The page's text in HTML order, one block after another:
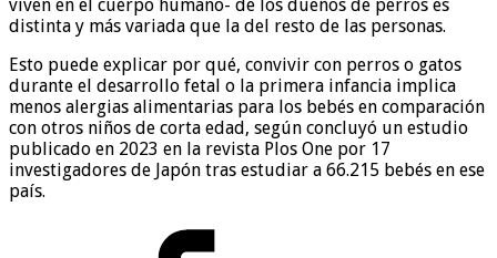
viven en el cuerpo humano- de los dueños de perros es
distinta y más variada que la del resto de las personas.
Esto puede explicar por qué, convivir con perros o gatos
durante el desarrollo fetal o la primera infancia implica
menos alergias alimentarias para los bebés en comparación
con otros niños de corta edad, según concluyó un estudio
publicado en 2023 en la revista Plos One por 17
investigadores de Japón tras estudiar a 66.215 bebés en ese
país.